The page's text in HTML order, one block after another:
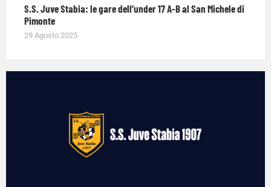
S.S. Juve Stabia: le gare dell’under 17 A-B al San Michele di
Pimonte
29 Agosto 2025